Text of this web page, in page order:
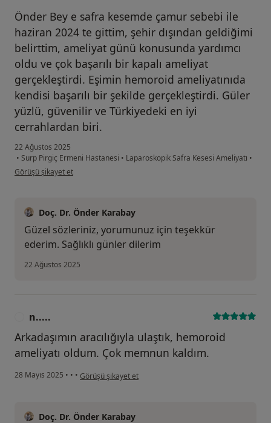
Önder Bey e safra kesemde çamur sebebi ile
haziran 2024 te gittim, şehir dışından geldiğimi
belirttim, ameliyat günü konusunda yardımcı
oldu ve çok başarılı bir kapalı ameliyat
gerçekleştirdi. Eşimin hemoroid ameliyatınıda
kendisi başarılı bir şekilde gerçekleştirdi. Güler
yüzlü, güvenilir ve Türkiyedeki en iyi
cerrahlardan biri.
22 Ağustos 2025
• Surp Pirgiç Ermeni Hastanesi • Laparoskopik Safra Kesesi Ameliyatı •
kullanıcının görüşüne göre e.....
Görüşü şikayet et
Doç. Dr. Önder Karabay
Güzel sözleriniz, yorumunuz için teşekkür
ederim. Sağlıklı günler dilerim
22 Ağustos 2025
n.....
Arkadaşımın aracılığıyla ulaştık, hemoroid
ameliyatı oldum. Çok memnun kaldım.
28 Mayıs 2025 • • • kullanıcının görüşüne göre n.....
Görüşü şikayet et
Doç. Dr. Önder Karabay